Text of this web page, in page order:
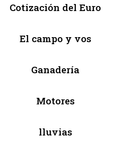
Cotización del Euro
El campo y vos
Ganadería
Motores
lluvias